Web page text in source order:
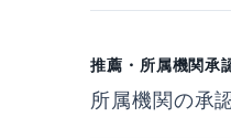
推薦・所属機関承
所属機関の承